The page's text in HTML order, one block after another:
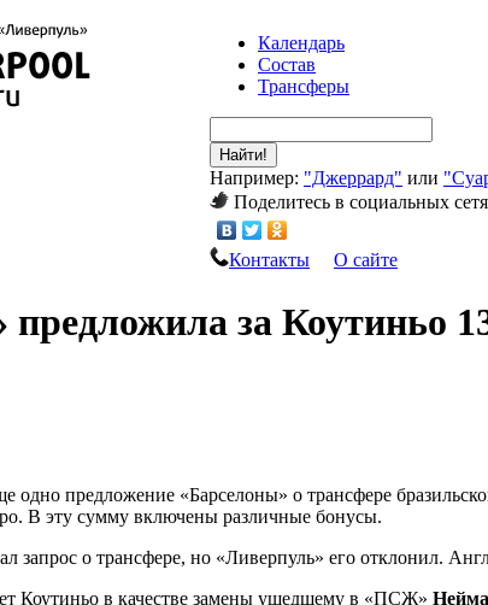
Календарь
Состав
Трансферы
Найти!
Например: "Джеррард" или
Поделитесь в социальных
Контакты О сайте
предложила за Коутиньо
одно предложение «Барселоны» о трансфере
В эту сумму включены различные бонусы.
запрос о трансфере, но «Ливерпуль» его отклонил.
Коутиньо в качестве замены ушедшему в «ПСЖ»